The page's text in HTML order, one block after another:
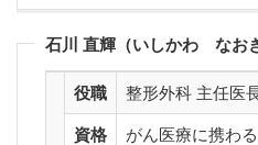
石川 直輝（いしかわ なお
役職 整形外科 主任医
資格
がん医療に携わ